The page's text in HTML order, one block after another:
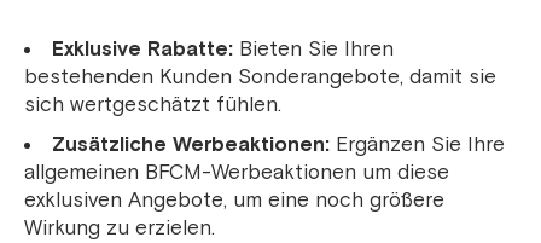
Exklusive Rabatte: Bieten Sie Ihren
bestehenden Kunden Sonderangebote, damit sie
sich wertgeschätzt fühlen.
Zusätzliche Werbeaktionen: Ergänzen Sie Ihre
allgemeinen BFCM-Werbeaktionen um diese
exklusiven Angebote, um eine noch größere
Wirkung zu erzielen.